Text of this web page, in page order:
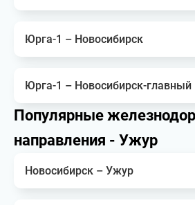
Юрга-1 – Новосибирск
Юрга-1 – Новосибирск-главный
Популярные
направления - Ужур
Новосибирск – Ужур